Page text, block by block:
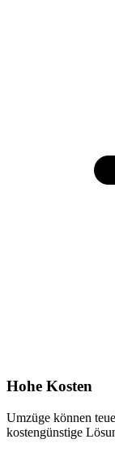
Hohe Kosten
Umzüge können
kostengünstige